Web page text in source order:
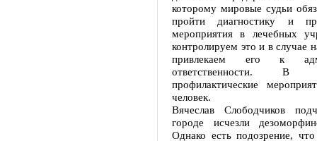
которому мировые судьи
пройти диагностику и
мероприятия в лечебных
контролируем это и в случае
привлекаем его к
ответственности.
профилактические
человек.
Вячеслав Слободчиков
городе исчезли
Однако есть подозрение,